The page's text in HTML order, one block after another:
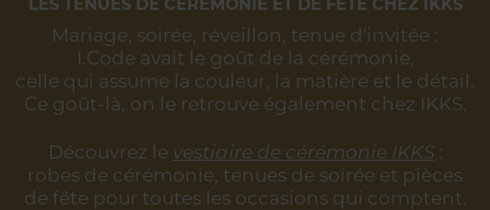
Mariage, soirée, réveillon, tenue d'invitée :
I.Code avait le goût de la cérémonie,
celle qui assume la couleur, la matière et le détail.
Ce goût-là, on le retrouve également chez IKKS.
Découvrez le vestiaire de cérémonie IKKS:
robes de cérémonie, tenues de soirée et pièces
de fête pour toutes les occasions qui comptent.